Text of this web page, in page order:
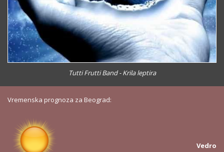
Tutti Frutti Band - Krila leptira
Vremenska prognoza za Beograd:
Vedro